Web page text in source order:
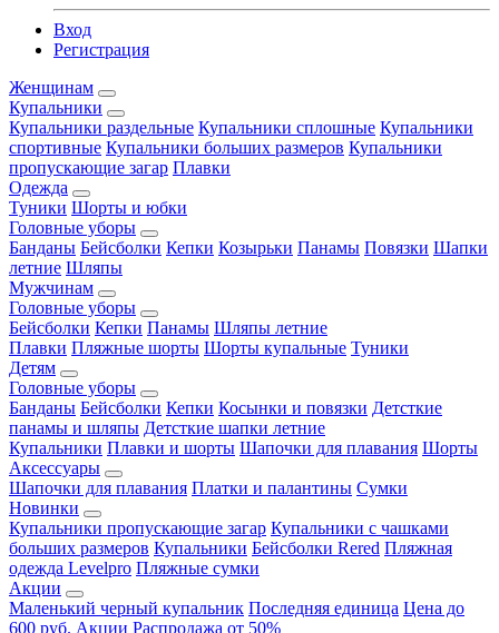
Вход
Регистрация
Женщинам
Купальники
Купальники раздельные Купальники сплошные Купальники
спортивные Купальники больших размеров Купальники
пропускающие загар Плавки
Одежда
Туники Шорты и юбки
Головные уборы
Банданы Бейсболки Кепки Козырьки Панамы Повязки Шапки
летние Шляпы
Мужчинам
Головные уборы
Бейсболки Кепки Панамы Шляпы летние
Плавки Пляжные шорты Шорты купальные Туники
Детям
Головные уборы
Банданы Бейсболки Кепки Косынки и повязки Детсткие
панамы и шляпы Детсткие шапки летние
Купальники Плавки и шорты Шапочки для плавания Шорты
Аксессуары
Шапочки для плавания Платки и палантины Сумки
Новинки
Купальники пропускающие загар Купальники с чашками
больших размеров Купальники Бейсболки Rered Пляжная
одежда Levelpro Пляжные сумки
Акции
Маленький черный купальник Последняя единица Цена до
600 руб. Акции Распродажа от 50%